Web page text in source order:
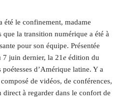
été le confinement, madame
la transition numérique a été à
pour son équipe. Présentée
7 juin dernier, la 21e édition du
d’Amérique latine. Y a
de vidéos, de conférences,
direct à regarder dans le confort de